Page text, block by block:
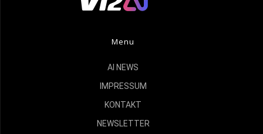
Menu
AI NEWS
IMPRESSUM
KONTAKT
NEWSLETTER